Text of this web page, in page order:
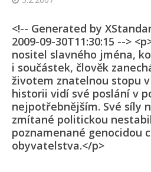
<!-- Generated by
2009-09-30T11:30:15 -->
nositel slavného jména,
i součástek, člověk
životem znatelnou stopu
historii vidí své poslání v
nejpotřebnějším. Své síly
zmítané politickou
poznamenané genocidou
obyvatelstva.</p>